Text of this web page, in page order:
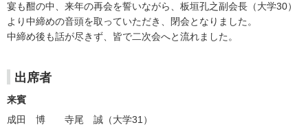
宴も酣の中、来年の再会を誓いながら、板垣孔之副会長（大学30）
より中締めの音頭を取っていただき、閉会となりました。
中締め後も話が尽きず、皆で二次会へと流れました。
出席者
来賓
成田 博 寺尾 誠（大学31）